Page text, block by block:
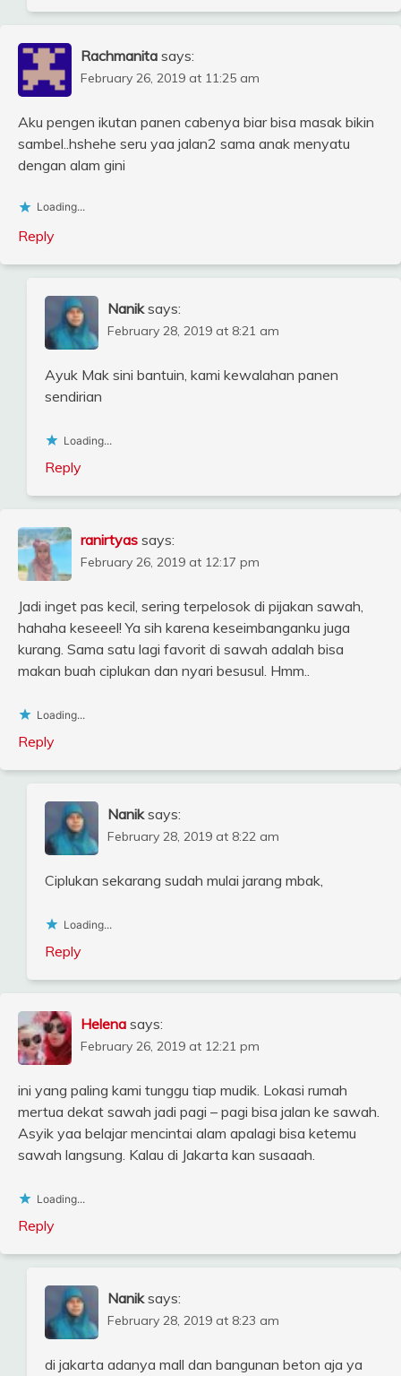
Rachmanita says:
February 26, 2019 at 11:25 am
Aku pengen ikutan panen cabenya biar bisa masak bikin
sambel..hshehe seru yaa jalan2 sama anak menyatu
dengan alam gini
Loading...
Reply
Nanik says:
February 28, 2019 at 8:21 am
Ayuk Mak sini bantuin, kami kewalahan panen
sendirian
Loading...
Reply
ranirtyas says:
February 26, 2019 at 12:17 pm
Jadi inget pas kecil, sering terpelosok di pijakan sawah,
hahaha keseeel! Ya sih karena keseimbanganku juga
kurang. Sama satu lagi favorit di sawah adalah bisa
makan buah ciplukan dan nyari besusul. Hmm..
Loading...
Reply
Nanik says:
February 28, 2019 at 8:22 am
Ciplukan sekarang sudah mulai jarang mbak,
Loading...
Reply
Helena says:
February 26, 2019 at 12:21 pm
ini yang paling kami tunggu tiap mudik. Lokasi rumah
mertua dekat sawah jadi pagi – pagi bisa jalan ke sawah.
Asyik yaa belajar mencintai alam apalagi bisa ketemu
sawah langsung. Kalau di Jakarta kan susaaah.
Loading...
Reply
Nanik says:
February 28, 2019 at 8:23 am
di jakarta adanya mall dan bangunan beton aja ya